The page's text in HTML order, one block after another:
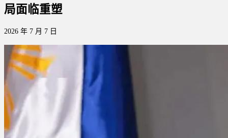
局面临重塑
2026 年 7 月 7 日